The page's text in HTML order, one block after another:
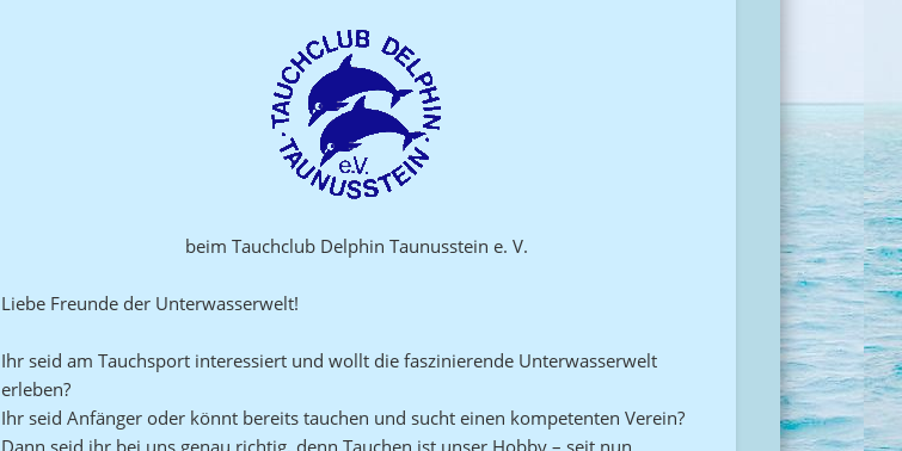
beim Tauchclub Delphin Taunusstein e. V.
Liebe Freunde der Unterwasserwelt!
Ihr seid am Tauchsport interessiert und wollt die faszinierende Unterwasserwelt
erleben?
Ihr seid Anfänger oder könnt bereits tauchen und sucht einen kompetenten Verein?
Dann seid ihr bei uns genau richtig, denn Tauchen ist unser Hobby – seit nun